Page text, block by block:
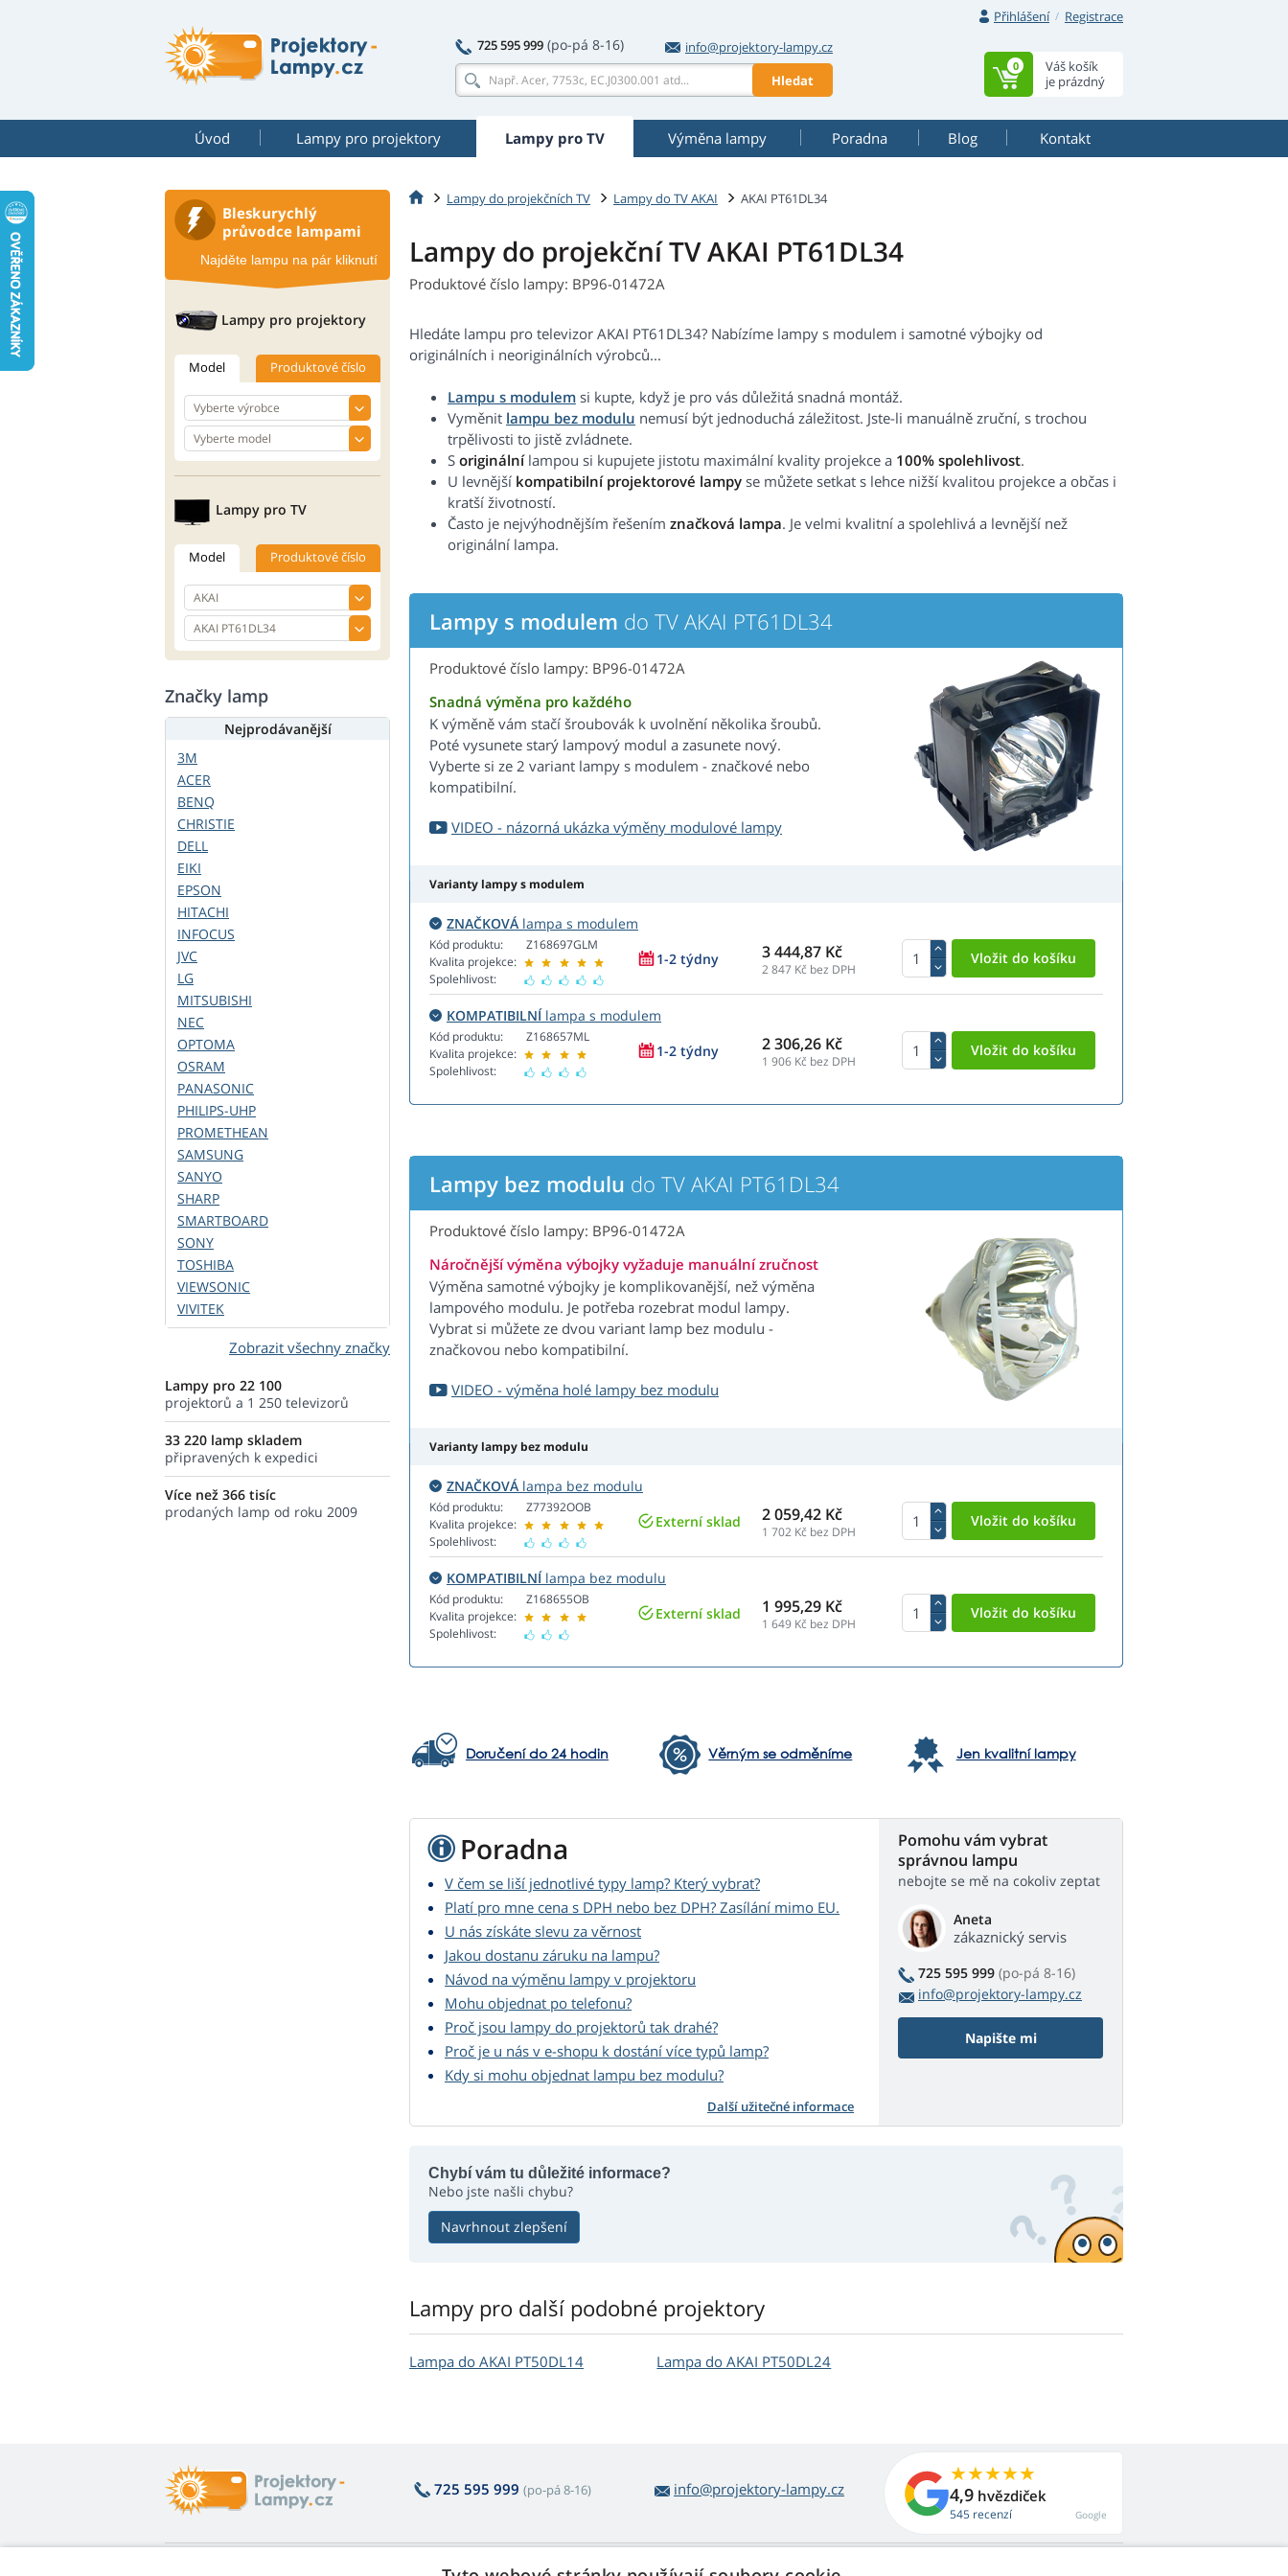
Přihlášení
Registrace
725 595 999 (po-pá 8-16)
info@projektory-lampy.cz
Hledat
Váš košík
je prázdný
0
Úvod Lampy pro projektory Lampy pro TV Výměna lampy Poradna Blog Kontakt
Lampy do projekčních TV Lampy do TV AKAI AKAI PT61DL34
Lampy do projekční TV AKAI PT61DL34
Produktové číslo lampy: BP96-01472A
Hledáte lampu pro televizor AKAI PT61DL34? Nabízíme lampy s modulem i samotné výbojky od
originálních i neoriginálních výrobců...
Lampu s modulem si kupte, když je pro vás důležitá snadná montáž.
Vyměnit lampu bez modulu nemusí být jednoduchá záležitost. Jste-li manuálně zruční, s trochou
trpělivosti to jistě zvládnete.
S originálnílampou si kupujete jistotu maximální kvality projekce a 100% spolehlivost.
U levnější kompatibilní projektorové lampy se můžete setkat s lehce nižší kvalitou projekce a občas i
kratší životností.
Často je nejvýhodnějším řešením značková lampa. Je velmi kvalitní a spolehlivá a levnější než
originální lampa.
Lampy s modulem do TV AKAI PT61DL34
Produktové číslo lampy: BP96-01472A
Snadná výměna pro každého
K výměně vám stačí šroubovák k uvolnění několika šroubů.
Poté vysunete starý lampový modul a zasunete nový.
Vyberte si ze 2 variant lampy s modulem - značkové nebo
kompatibilní.
VIDEO - názorná ukázka výměny modulové lampy
Varianty lampy s modulem
ZNAČKOVÁ lampa s modulem
Kód produktu:
Kvalita projekce:
Spolehlivost:
Z168697GLM
1-2 týdny 3 444,87 Kč
2 847 Kč bez DPH
KOMPATIBILNÍlampa s modulem
Kód produktu:
Kvalita projekce:
Spolehlivost:
Z168657ML
1-2 týdny 2 306,26 Kč
1 906 Kč bez DPH
Lampy bez modulu do TV AKAI PT61DL34
Produktové číslo lampy: BP96-01472A
Náročnější výměna výbojky vyžaduje manuální zručnost
Výměna samotné výbojky je komplikovanější, než výměna
lampového modulu. Je potřeba rozebrat modul lampy.
Vybrat si můžete ze dvou variant lamp bez modulu -
značkovou nebo kompatibilní.
VIDEO - výměna holé lampy bez modulu
Varianty lampy bez modulu
ZNAČKOVÁ lampa bez modulu
Kód produktu:
Kvalita projekce:
Spolehlivost:
Z77392OOB
Externí sklad 2 059,42 Kč
1 702 Kč bez DPH
KOMPATIBILNÍlampa bez modulu
Kód produktu:
Kvalita projekce:
Spolehlivost:
Z168655OB
Externí sklad 1 995,29 Kč
1 649 Kč bez DPH
Doručení do 24 hodin Věrným se odměníme Jen kvalitní lampy
Poradna
V čem se liší jednotlivé typy lamp? Který vybrat?
Platí pro mne cena s DPH nebo bez DPH? Zasílání mimo EU.
U nás získáte slevu za věrnost
Jakou dostanu záruku na lampu?
Návod na výměnu lampy v projektoru
Mohu objednat po telefonu?
Proč jsou lampy do projektorů tak drahé?
Proč je u nás v e-shopu k dostání více typů lamp?
Kdy si mohu objednat lampu bez modulu?
Další užitečné informace
Pomohu vám vybrat
správnou lampu
nebojte se mě na cokoliv zeptat
Aneta
zákaznický servis
725 595 999 (po-pá 8-16)
info@projektory-lampy.cz
Napište mi
Chybí vám tu důležité informace?
Nebo jste našli chybu?
Navrhnout zlepšení
Lampy pro další podobné projektory
Lampa do AKAI PT50DL14 Lampa do AKAI PT50DL24
Bleskurychlý
průvodce lampami
Najděte lampu na pár kliknutí
Lampy pro projektory
Model Produktové číslo
Lampy pro TV
Model Produktové číslo
Značky lamp
Nejprodávanější
3M
ACER
BENQ
CHRISTIE
DELL
EIKI
EPSON
HITACHI
INFOCUS
JVC
LG
MITSUBISHI
NEC
OPTOMA
OSRAM
PANASONIC
PHILIPS-UHP
PROMETHEAN
SAMSUNG
SANYO
SHARP
SMARTBOARD
SONY
TOSHIBA
VIEWSONIC
VIVITEK
Zobrazit všechny značky
Lampy pro 22 100
projektorů a 1 250 televizorů
33 220 lamp skladem
připravených k expedici
Více než 366 tisíc
prodaných lamp od roku 2009
725 595 999 (po-pá 8-16) info@projektory-lampy.cz 4,9 hvězdiček
545 recenzí Google